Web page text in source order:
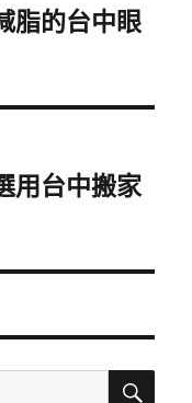
脂的台中眼
用台中搬家
搜